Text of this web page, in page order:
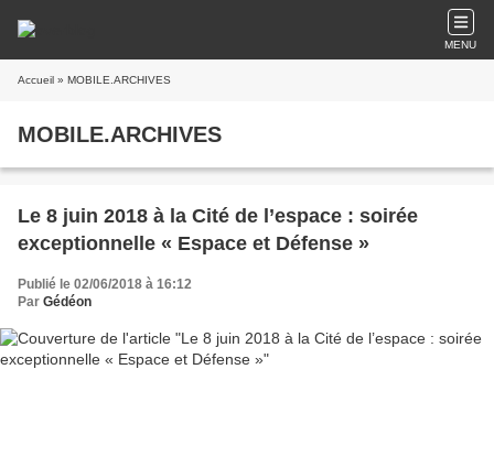
MENU
Accueil » MOBILE.ARCHIVES
MOBILE.ARCHIVES
Le 8 juin 2018 à la Cité de l’espace : soirée
exceptionnelle « Espace et Défense »
Publié le 02/06/2018 à 16:12
Par Gédéon